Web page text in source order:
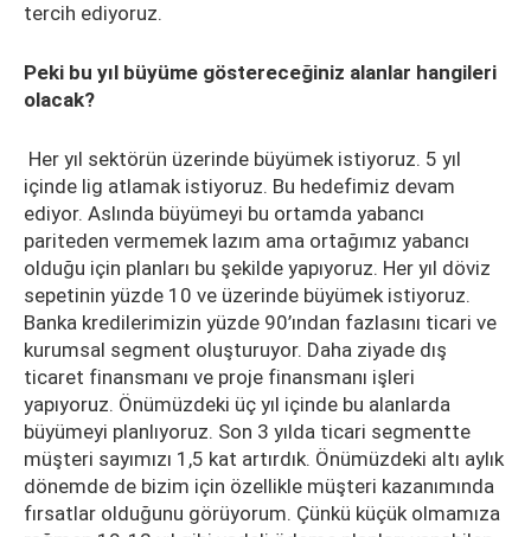
tercih ediyoruz.
Peki bu yıl büyüme göstereceğiniz alanlar hangileri
olacak?
Her yıl sektörün üzerinde büyümek istiyoruz. 5 yıl
içinde lig atlamak istiyoruz. Bu hedefimiz devam
ediyor. Aslında büyümeyi bu ortamda yabancı
pariteden vermemek lazım ama ortağımız yabancı
olduğu için planları bu şekilde yapıyoruz. Her yıl döviz
sepetinin yüzde 10 ve üzerinde büyümek istiyoruz.
Banka kredilerimizin yüzde 90’ından fazlasını ticari ve
kurumsal segment oluşturuyor. Daha ziyade dış
ticaret finansmanı ve proje finansmanı işleri
yapıyoruz. Önümüzdeki üç yıl içinde bu alanlarda
büyümeyi planlıyoruz. Son 3 yılda ticari segmentte
müşteri sayımızı 1,5 kat artırdık. Önümüzdeki altı aylık
dönemde de bizim için özellikle müşteri kazanımında
fırsatlar olduğunu görüyorum. Çünkü küçük olmamıza